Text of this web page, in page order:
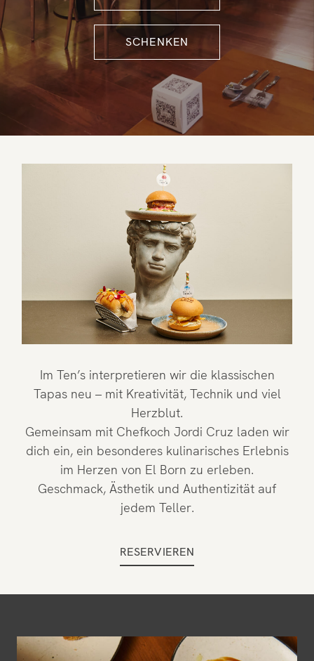
SCHENKEN
Im Ten’s interpretieren wir die klassischen
Tapas neu – mit Kreativität, Technik und viel
Herzblut.
Gemeinsam mit Chefkoch Jordi Cruz laden wir
dich ein, ein besonderes kulinarisches Erlebnis
im Herzen von El Born zu erleben.
Geschmack, Ästhetik und Authentizität auf
jedem Teller.
RESERVIEREN